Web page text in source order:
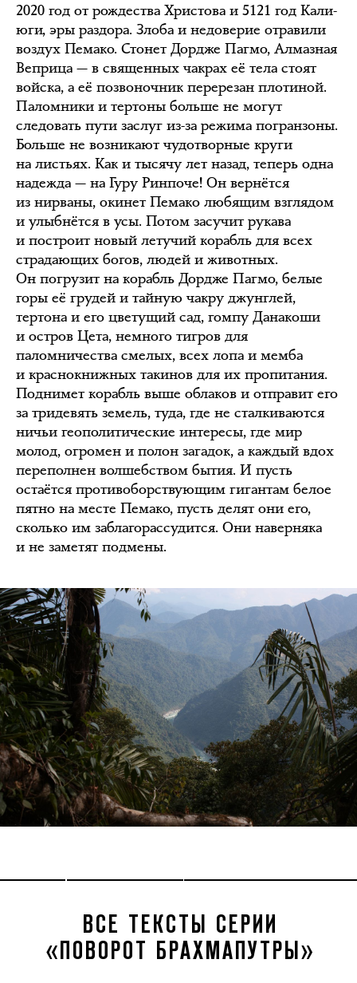
2020 год от рождества Христова и 5121 год Кали-
юги, эры раздора. Злоба и недоверие отравили
воздух Пемако. Стонет Дордже Пагмо, Алмазная
Веприца — в священных чакрах её тела стоят
войска, а её позвоночник перерезан плотиной.
Паломники и тертоны больше не могут
следовать пути заслуг из-за режима погранзоны.
Больше не возникают чудотворные круги
на листьях. Как и тысячу лет назад, теперь одна
надежда — на Гуру Ринпоче! Он вернётся
из нирваны, окинет Пемако любящим взглядом
и улыбнётся в усы. Потом засучит рукава
и построит новый летучий корабль для всех
страдающих богов, людей и животных.
Он погрузит на корабль Дордже Пагмо, белые
горы её грудей и тайную чакру джунглей,
тертона и его цветущий сад, гомпу Данакоши
и остров Цета, немного тигров для
паломничества смелых, всех лопа и мемба
и краснокнижных такинов для их пропитания.
Поднимет корабль выше облаков и отправит его
за тридевять земель, туда, где не сталкиваются
ничьи геополитические интересы, где мир
молод, огромен и полон загадок, а каждый вдох
переполнен волшебством бытия. И пусть
остаётся противоборствующим гигантам белое
пятно на месте Пемако, пусть делят они его,
сколько им заблагорассудится. Они наверняка
и не заметят подмены.
ВСЕ ТЕКСТЫ СЕРИИ
«ПОВОРОТ БРАХМАПУТРЫ»